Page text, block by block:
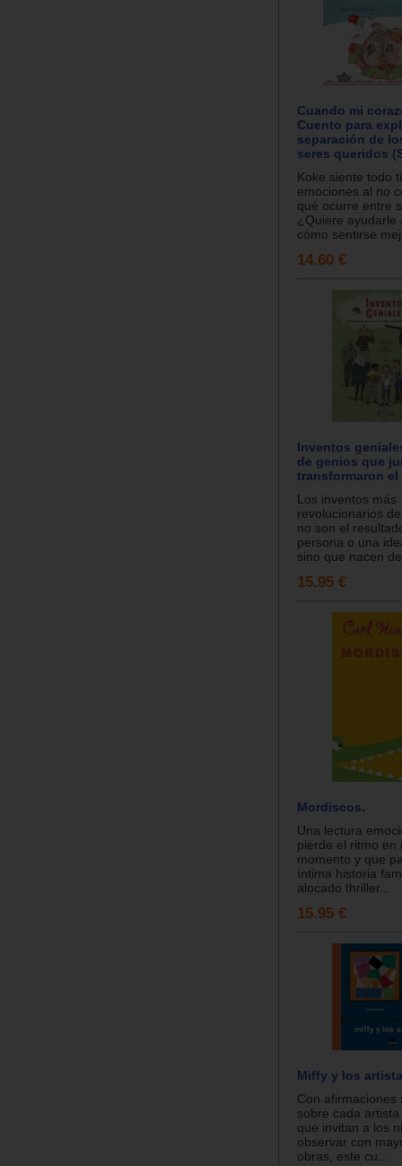
Cuando mi
Cuento para
separación de
seres queridos
Koke siente todo
emociones al no
qué ocurre entre
¿Quiere ayudarle
cómo sentirse
14.60 €
Inventos
de genios que
transformaron el
Los inventos más
revolucionarios
no son el
persona o una
sino que nacen
15.95 €
Mordiscos.
Una lectura
pierde el ritmo en
momento y que
íntima historia
alocado thriller...
15.95 €
Miffy y los
Con afirmaciones
sobre cada
que invitan a los
observar con
obras, este cu...